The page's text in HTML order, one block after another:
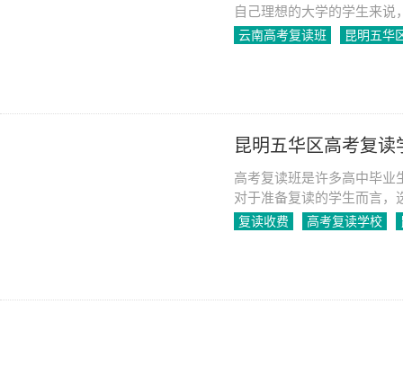
自己理想的大学的学生来
区，有许多复读学校可以供
云南高考复读班 昆明五华
昆明五华区高考复读
高考复读班是许多高中毕业
对于准备复读的学生而言，
华区也有许多高考复读学校
复读收费 高考复读学校